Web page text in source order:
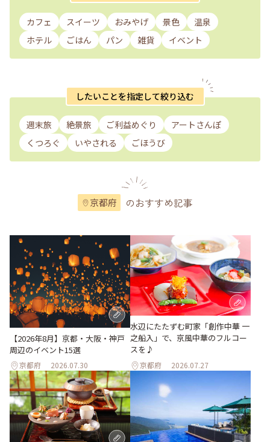
カフェ スイーツ おみやげ 景色
温泉
ホテル
ごはん パン 雑貨 イベント
したいことを指定して絞り込む
週末旅 絶景旅 ご利益めぐり
アートさんぽ
くつろぐ
いやされる ごほうび
京都府 のおすすめ記事
【2026年8月】京都・大阪・神戸
周辺のイベント15選
京都府 2026.07.30
水辺にたたずむ町家「創作中華 一
之船入」で、京風中華のフルコー
スを♪
京都府 2026.07.27